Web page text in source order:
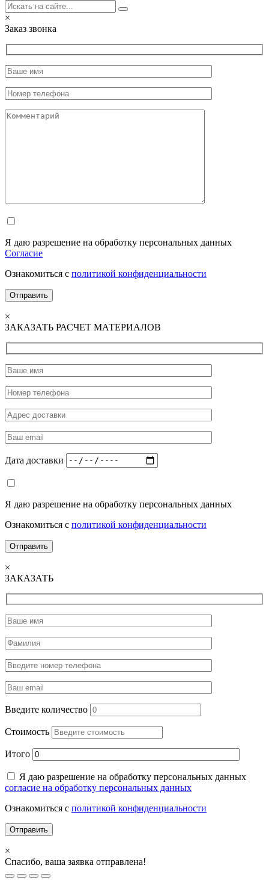
×
Заказ звонка
Я даю разрешение на обработку персональных данных
Согласие
Ознакомиться с политикой конфиденциальности
×
ЗАКАЗАТЬ РАСЧЕТ МАТЕРИАЛОВ
Дата доставки
Я даю разрешение на обработку персональных данных
Ознакомиться с политикой конфиденциальности
×
ЗАКАЗАТЬ
Введите количество
Стоимость
Итого
Я даю разрешение на обработку персональных данных
согласие на обработку персональных данных
Ознакомиться с политикой конфиденциальности
×
Спасибо, ваша заявка отправлена!